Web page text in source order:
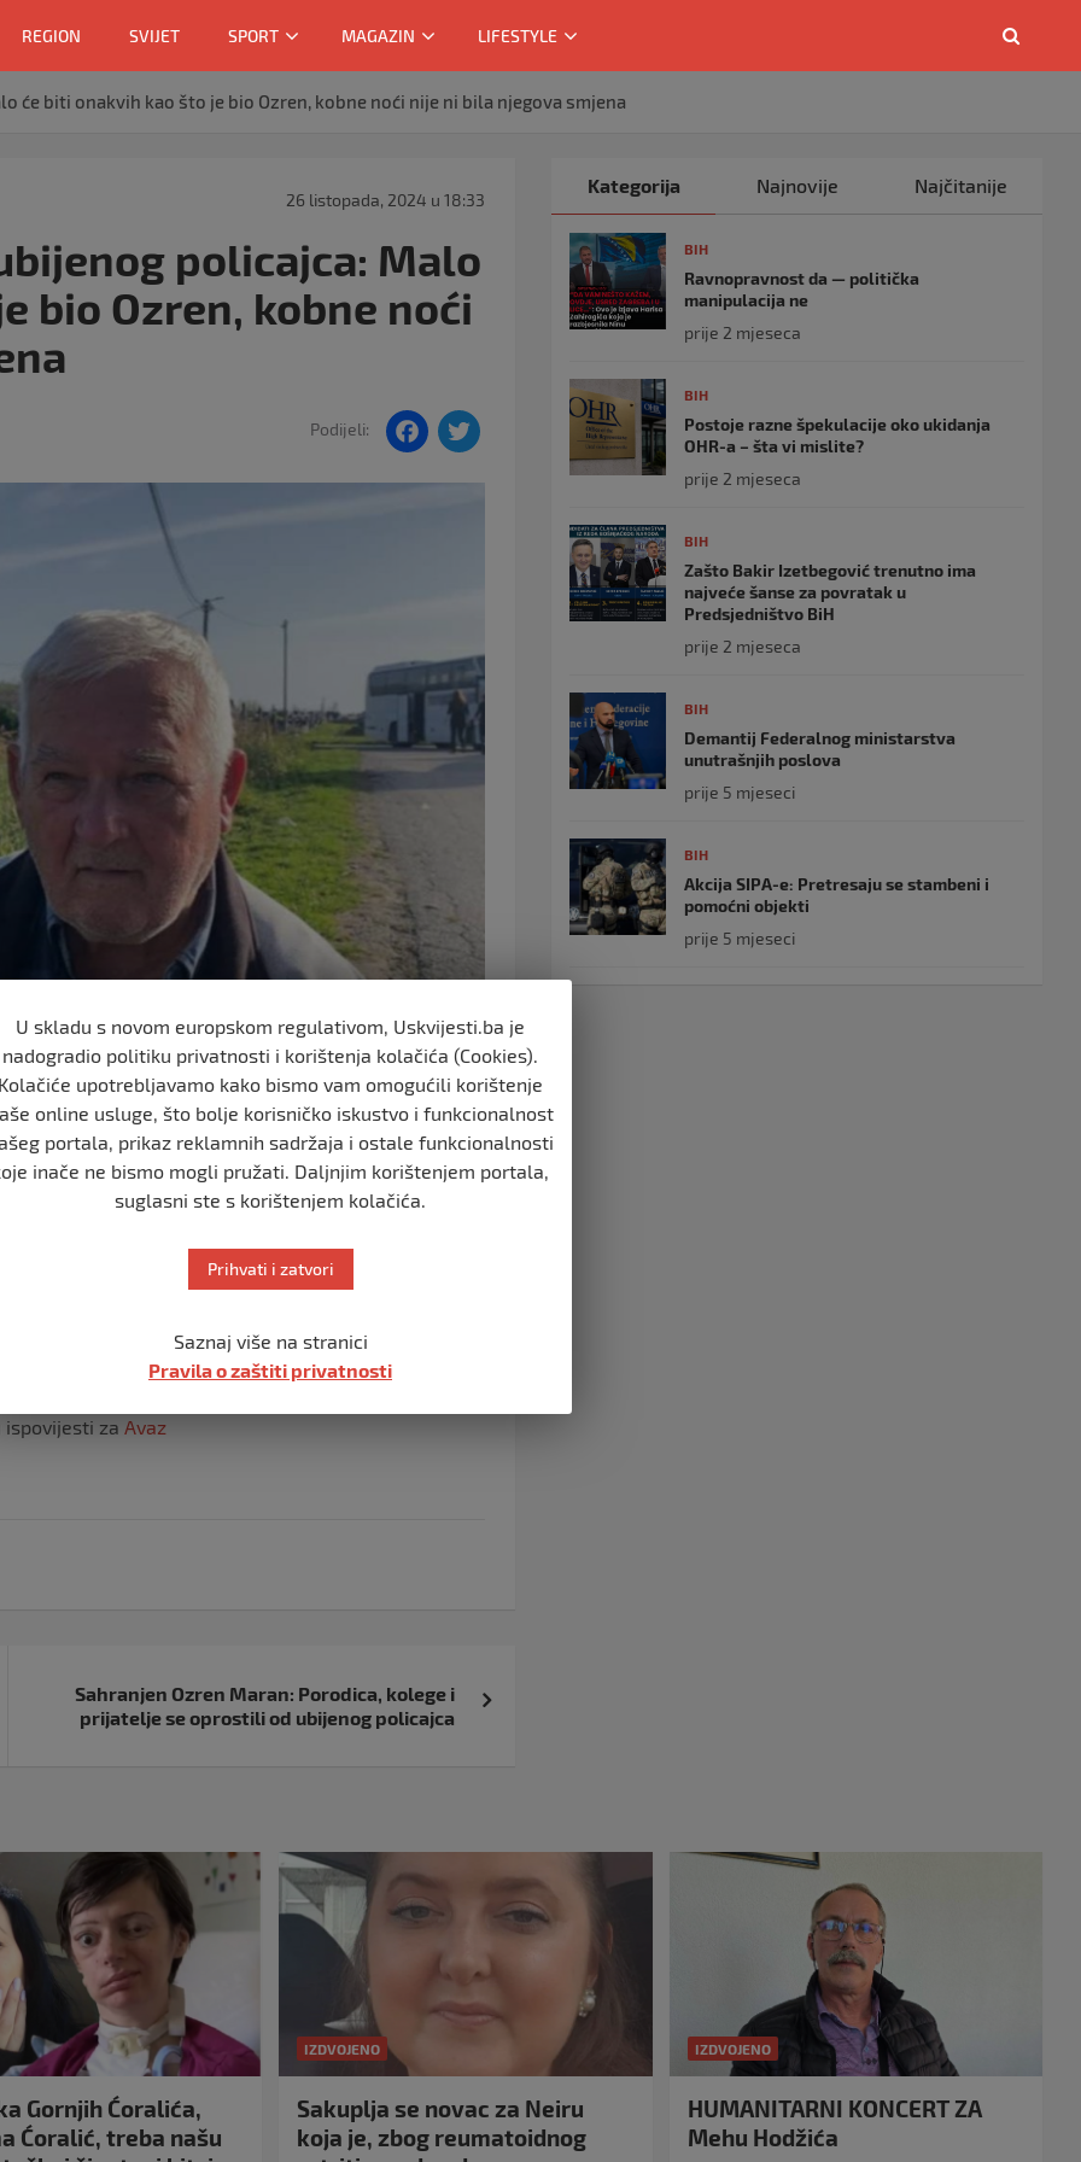
REGION SVIJET SPORT MAGAZIN LIFESTYLE
će biti onakvih kao što je bio Ozren, kobne noći nije ni bila njegova smjena
26 listopada, 2024 u 18:33
policajca: Malo
bio Ozren, kobne noći
Podijeli:
F
o
k
Maranu, koji je ubijen u terorističkom napadu na
prijatelji i svi koji su ga poznavali imali
smrti.
Fikret Arnautović je dobro poznavao Ozrena
je pozadina svega, da li ima šta s nacionalne strane
o tome. Osuđujem, ovo je teroristički napad na
ispovijesti za Avaz
Sahranjen Ozren Maran: Porodica, kolege i
prijatelje se oprostili od ubijenog policajca
Kategorija Najnovije Najčitanije
BIH
Ravnopravnost da — politička
manipulacija ne
prije 2 mjeseca
BIH
Postoje razne špekulacije oko ukidanja
OHR-a – šta vi mislite?
prije 2 mjeseca
BIH
Zašto Bakir Izetbegović trenutno ima
najveće šanse za povratak u
Predsjedništvo BiH
prije 2 mjeseca
BIH
Demantij Federalnog ministarstva
unutrašnjih poslova
prije 5 mjeseci
BIH
Akcija SIPA-e: Pretresaju se stambeni i
pomoćni objekti
prije 5 mjeseci
Gornjih Ćoralića,
Ćoralić, treba našu
IZDVOJENO
Sakuplja se novac za Neiru
koja je, zbog reumatoidnog
IZDVOJENO
HUMANITARNI KONCERT ZA
Mehu Hodžića
U skladu s novom europskom regulativom, Uskvijesti.ba je
nadogradio politiku privatnosti i korištenja kolačića (Cookies).
Kolačiće upotrebljavamo kako bismo vam omogućili korištenje
online usluge, što bolje korisničko iskustvo i funkcionalnost
portala, prikaz reklamnih sadržaja i ostale funkcionalnosti
inače ne bismo mogli pružati. Daljnjim korištenjem portala,
suglasni ste s korištenjem kolačića.
Prihvati i zatvori
Saznaj više na stranici
Pravila o zaštiti privatnosti